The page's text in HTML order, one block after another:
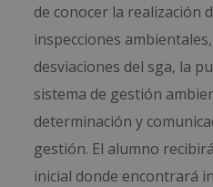
de conocer la realización
inspecciones
desviaciones del sga, la
sistema de gestión
determinación y
gestión. El alumno
inicial donde encontrará